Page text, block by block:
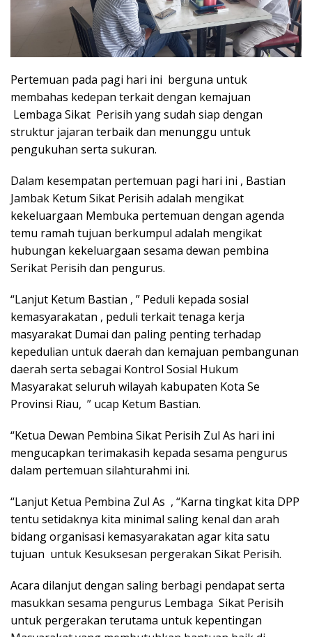
Pertemuan pada pagi hari ini berguna untuk
membahas kedepan terkait dengan kemajuan
Lembaga Sikat Perisih yang sudah siap dengan
struktur jajaran terbaik dan menunggu untuk
pengukuhan serta sukuran.
Dalam kesempatan pertemuan pagi hari ini , Bastian
Jambak Ketum Sikat Perisih adalah mengikat
kekeluargaan Membuka pertemuan dengan agenda
temu ramah tujuan berkumpul adalah mengikat
hubungan kekeluargaan sesama dewan pembina
Serikat Perisih dan pengurus.
“Lanjut Ketum Bastian , ” Peduli kepada sosial
kemasyarakatan , peduli terkait tenaga kerja
masyarakat Dumai dan paling penting terhadap
kepedulian untuk daerah dan kemajuan pembangunan
daerah serta sebagai Kontrol Sosial Hukum
Masyarakat seluruh wilayah kabupaten Kota Se
Provinsi Riau, ” ucap Ketum Bastian.
“Ketua Dewan Pembina Sikat Perisih Zul As hari ini
mengucapkan terimakasih kepada sesama pengurus
dalam pertemuan silahturahmi ini.
“Lanjut Ketua Pembina Zul As , “Karna tingkat kita DPP
tentu setidaknya kita minimal saling kenal dan arah
bidang organisasi kemasyarakatan agar kita satu
tujuan untuk Kesuksesan pergerakan Sikat Perisih.
Acara dilanjut dengan saling berbagi pendapat serta
masukkan sesama pengurus Lembaga Sikat Perisih
untuk pergerakan terutama untuk kepentingan